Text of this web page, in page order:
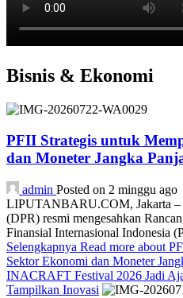
Bisnis & Ekonomi
PFII Strategis untuk
dan Moneter Jangka
admin Posted on 2 minggu ago
LIPUTANBARU.COM, Jakarta –
(DPR) resmi mengesahkan
Finansial Internasional Indonesia
Selengkapnya Read more about
Sektor Ekonomi dan Moneter
INACRAFT Festival 2026 Jadi
Tampilkan Inovasi